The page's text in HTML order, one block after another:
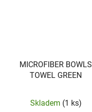
MICROFIBER BOWLS
TOWEL GREEN
Skladem (1 ks)